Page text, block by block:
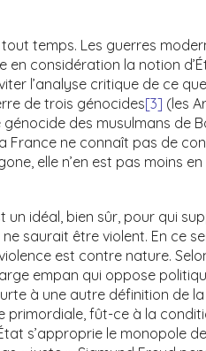
temps. Les guerres
en considération la notion
l’analyse critique de ce
de trois génocides[3] (les
des musulmans de
France ne connaît pas de
elle n’en est pas moins
un idéal, bien sûr, pour qui
ne saurait être violent. En ce
est contre nature.
empan qui oppose
à une autre définition de
primordiale, fût-ce à la
s’approprie le monopole